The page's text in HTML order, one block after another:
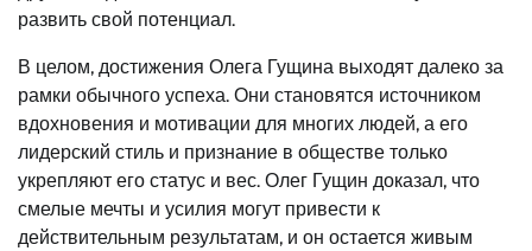
развить свой потенциал.
В целом, достижения Олега Гущина выходят далеко за
рамки обычного успеха. Они становятся источником
вдохновения и мотивации для многих людей, а его
лидерский стиль и признание в обществе только
укрепляют его статус и вес. Олег Гущин доказал, что
смелые мечты и усилия могут привести к
действительным результатам, и он остается живым